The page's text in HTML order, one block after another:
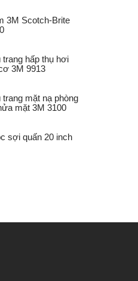
3M Scotch-Brite
trang hấp thụ hơi
3M 9913
trang mặt nạ phòng
mặt 3M 3100
sợi quấn 20 inch